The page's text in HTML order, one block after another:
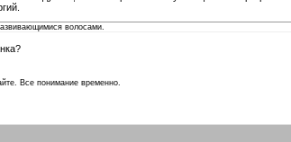
волосами.
Все понимание временно.